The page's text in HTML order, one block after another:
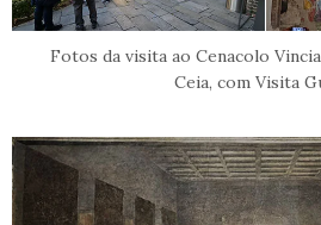
Fotos da visita ao Cenacolo
Ceia, com Visita